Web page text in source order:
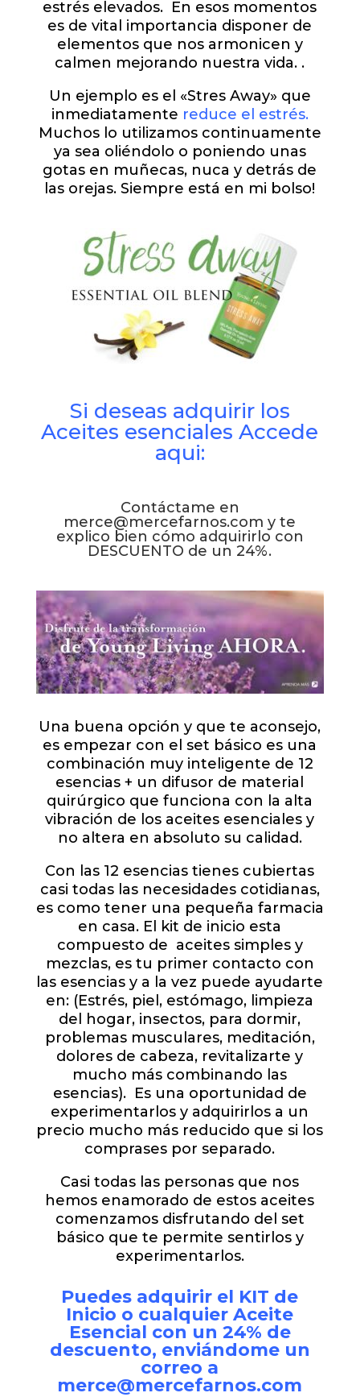
estrés elevados. En esos momentos
es de vital importancia disponer de
elementos que nos armonicen y
calmen mejorando nuestra vida. .
Un ejemplo es el «Stres Away» que
inmediatamente reduce el estrés.
Muchos lo utilizamos continuamente
ya sea oliéndolo o poniendo unas
gotas en muñecas, nuca y detrás de
las orejas. Siempre está en mi bolso!
Si deseas adquirir los
Aceites esenciales Accede
aqui:
Contáctame en
merce@mercefarnos.com y te
explico bien cómo adquirirlo con
DESCUENTO de un 24%.
Una buena opción y que te aconsejo,
es empezar con el set básico es una
combinación muy inteligente de 12
esencias + un difusor de material
quirúrgico que funciona con la alta
vibración de los aceites esenciales y
no altera en absoluto su calidad.
Con las 12 esencias tienes cubiertas
casi todas las necesidades cotidianas,
es como tener una pequeña farmacia
en casa. El kit de inicio esta
compuesto de aceites simples y
mezclas, es tu primer contacto con
las esencias y a la vez puede ayudarte
en: (Estrés, piel, estómago, limpieza
del hogar, insectos, para dormir,
problemas musculares, meditación,
dolores de cabeza, revitalizarte y
mucho más combinando las
esencias). Es una oportunidad de
experimentarlos y adquirirlos a un
precio mucho más reducido que si los
comprases por separado.
Casi todas las personas que nos
hemos enamorado de estos aceites
comenzamos disfrutando del set
básico que te permite sentirlos y
experimentarlos.
Puedes adquirir el KIT de
Inicio o cualquier Aceite
Esencial con un 24% de
descuento, enviándome un
correo a
merce@mercefarnos.com